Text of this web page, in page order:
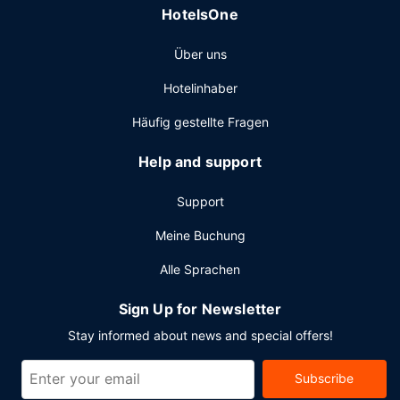
Zum Angebot gehören ein PC-Arbeitsplatz, ein Express-
Veranstaltung in Long Beach planst, ist dieses Hotel eine
gute Wahl, denn zu den 45000 Quadratfuß (4181
Quadratmeter) großen Veranstaltungsräumlichkeiten
zählen Konferenzfläche und 15 Tagungsräume. Vor Ort
gibt es Folgendes: Parken ohne Service (kostenpflichtig).
HotelsOne
Über uns
Hotelinhaber
Häufig gestellte Fragen
Help and support
Support
Meine Buchung
Alle Sprachen
Sign Up for Newsletter
Stay informed about news and special offers!
Subscribe